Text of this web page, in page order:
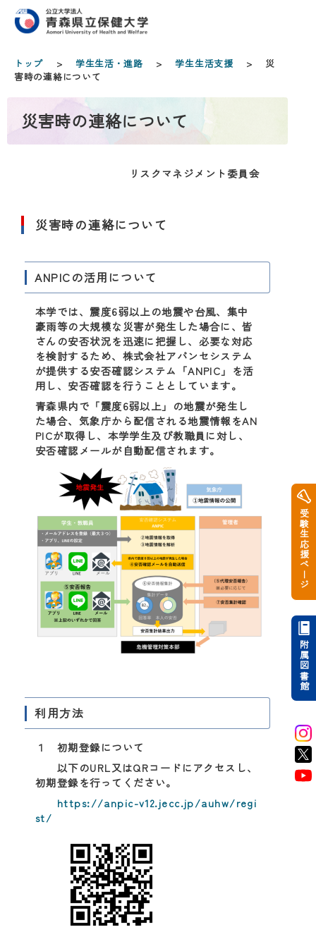
トップ > 学生生活・進路>学生生活支援> 災
害時の連絡について
災害時の連絡について
リスクマネジメント委員会
災害時の連絡について
ANPICの活用について
本学では、震度6弱以上の地震や台風、集中
豪雨等の大規模な災害が発生した場合に、皆
さんの安否状況を迅速に把握し、必要な対応
を検討するため、株式会社アバンセシステム
が提供する安否確認システム「ANPIC」を活
用し、安否確認を行うこととしています。
青森県内で「震度6弱以上」の地震が発生し
た場合、気象庁から配信される地震情報をAN
PICが取得し、本学学生及び教職員に対し、
安否確認メールが自動配信されます。
利用方法
１ 初期登録について
以下のURL又はQRコードにアクセスし、
初期登録を行ってください。
https://anpic-v12.jecc.jp/auhw/regi
st/
受験生応援ページ
附属図書館